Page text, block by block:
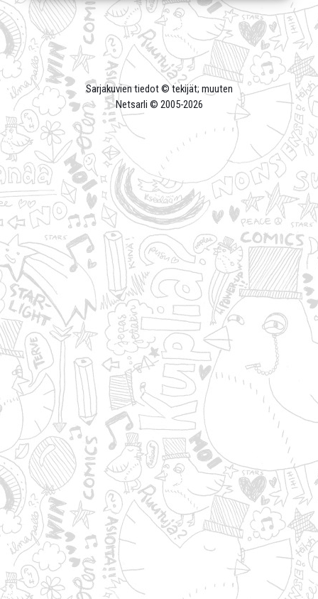
Sarjakuvien tiedot © tekijät; muuten
Netsarli © 2005-2026